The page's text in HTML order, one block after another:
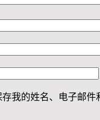
我的姓名、电子邮件